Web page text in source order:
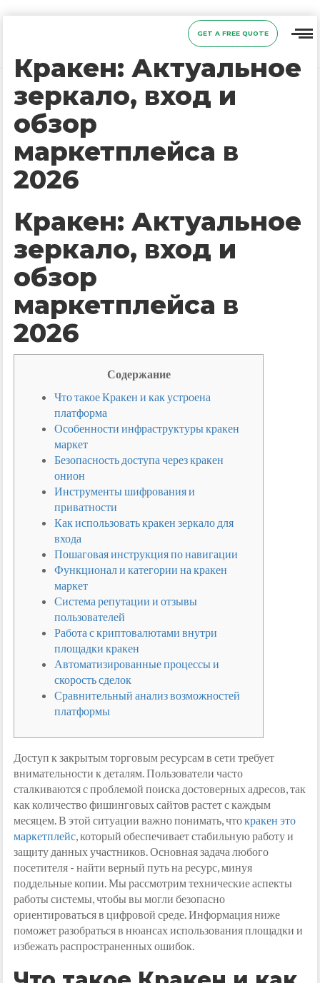
GET A FREE QUOTE
Кракен: Актуальное
зеркало, вход и
обзор
маркетплейса в
2026
Кракен: Актуальное
зеркало, вход и
обзор
маркетплейса в
2026
Содержание
Что такое Кракен и как устроена
платформа
Особенности инфраструктуры кракен
маркет
Безопасность доступа через кракен
онион
Инструменты шифрования и
приватности
Как использовать кракен зеркало для
входа
Пошаговая инструкция по навигации
Функционал и категории на кракен
маркет
Система репутации и отзывы
пользователей
Работа с криптовалютами внутри
площадки кракен
Автоматизированные процессы и
скорость сделок
Сравнительный анализ возможностей
платформы
Доступ к закрытым торговым ресурсам в сети требует
внимательности к деталям. Пользователи часто
сталкиваются с проблемой поиска достоверных адресов, так
как количество фишинговых сайтов растет с каждым
месяцем. В этой ситуации важно понимать, чтокракен это
маркетплейс, который обеспечивает стабильную работу и
защиту данных участников. Основная задача любого
посетителя - найти верный путь на ресурс, минуя
поддельные копии. Мы рассмотрим технические аспекты
работы системы, чтобы вы могли безопасно
ориентироваться в цифровой среде. Информация ниже
поможет разобраться в нюансах использования площадки и
избежать распространенных ошибок.